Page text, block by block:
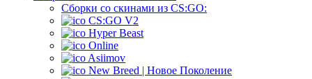
Сборки со скинами из CS:GO:
CS:GO V2
Hyper Beast
Online
Asiimov
New Breed | Новое Поколение